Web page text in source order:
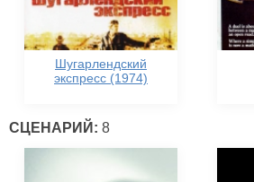
Шугарлендский
экспресс (1974)
СЦЕНАРИЙ: 8